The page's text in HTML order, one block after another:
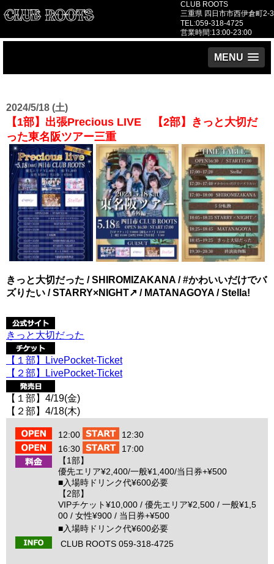
CLUB ROOTS
三重県 四日市市西伊倉町2-3
TEL:059-318-4725
営業時間:13:00-23:00
MENU
2024/5/18 (土)
【1部】出張Precious LIVE 【2部】きっと大切だ
った東名阪ツアー三重
きっと大切だった / SHIROMIZAKANA / #かわいいだけでバ
ズりたい / STARRY×NIGHT↗︎ / MATANAGOYA / Stella!
きっと大切だった
【１部】LivePocket-Ticket
【２部】LivePocket-Ticket
【１部】4/19(金)
【２部】4/18(木)
12:00
12:30
16:30
17:00
【1部】
優先エリア¥2,400/一般¥1,400/当日券+¥500
■入場時ドリンク代¥600必要
【2部】
VIPチケット¥10,000 / 優先エリア¥2,500 / 一般¥1,5
00 / 女性¥900 / 当日券+¥500
■入場時ドリンク代¥600必要
CLUB ROOTS 059-318-4725